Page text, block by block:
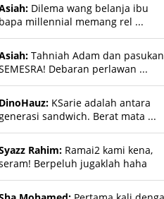
Dilema wang belanja ibu
bapa millennial memang rel ...
Tahniah Adam dan pasukan
Debaran perlawan ...
DinoHauz: KSarie adalah antara
sandwich. Berat mata ...
Rahim: Ramai2 kami kena,
Berpeluh jugaklah haha